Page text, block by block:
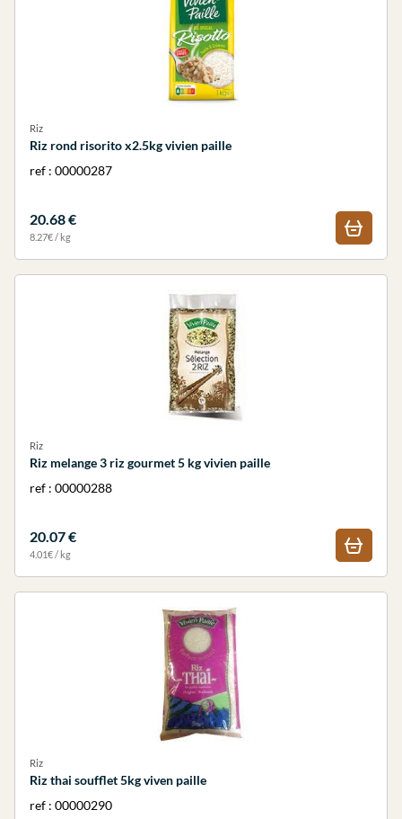
Riz
Riz rond risorito x2.5kg vivien paille
ref : 00000287
20.68 €
8.27€ / kg
Riz
Riz melange 3 riz gourmet 5 kg vivien paille
ref : 00000288
20.07 €
4.01€ / kg
Riz
Riz thai soufflet 5kg viven paille
ref : 00000290